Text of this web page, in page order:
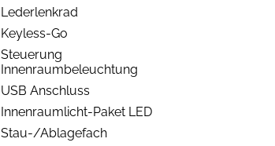
Lederlenkrad
Keyless-Go
Steuerung
Innenraumbeleuchtung
USB Anschluss
Innenraumlicht-Paket LED
Stau-/Ablagefach